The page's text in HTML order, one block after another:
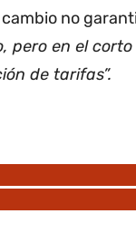
no
pero en el
de tarifas”.